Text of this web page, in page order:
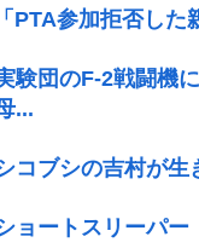
PTA参加拒否した
験団のF-2戦闘機
...
コブシの吉村が生
ショートスリーパ